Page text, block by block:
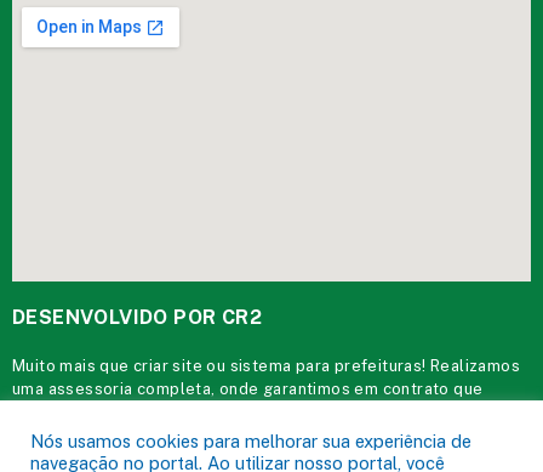
DESENVOLVIDO POR CR2
Muito mais quecriar site ou sistema para prefeituras! Realizamos
uma assessoria completa, onde garantimos em contrato que
atendidas.
Nós usamos cookies para melhorar sua experiência de
navegação no portal. Ao utilizar nosso portal, você